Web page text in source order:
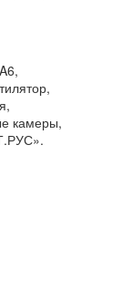
камеры,